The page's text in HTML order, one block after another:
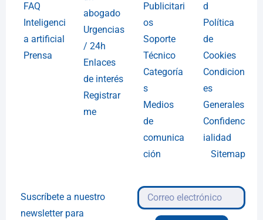
FAQ
Inteligenci
a artificial
Prensa
abogado
Urgencias
/ 24h
Enlaces
de interés
Registrar
me
Publicitari
os
Soporte
Técnico
Categoría
s
Medios
de
comunica
ción
d
Política
de
Cookies
Condicion
es
Generales
Confidenc
ialidad
Sitemap
Suscríbete a nuestro
newsletter para